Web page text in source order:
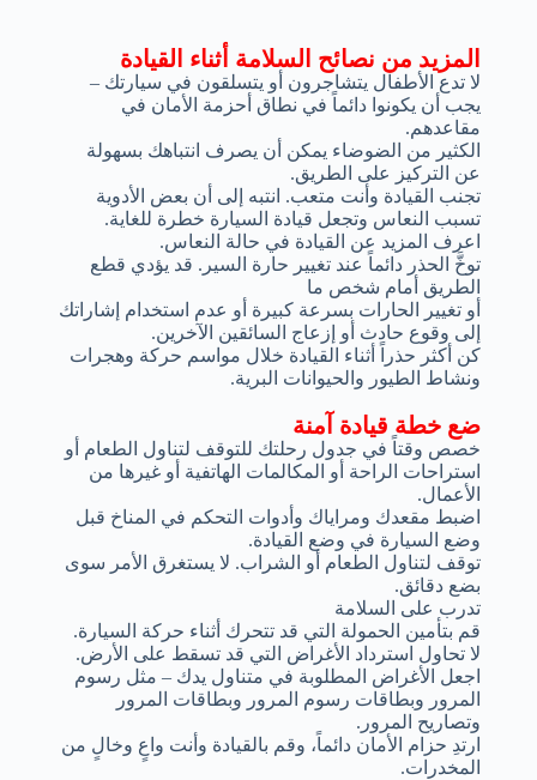
ضع خطة قيادة آمنة
خصص وقتاً في جدول رحلتك للتوقف لتناول الطعام أو
استراحات الراحة أو المكالمات الهاتفية أو غيرها من
الأعمال.
اضبط مقعدك ومراياك وأدوات التحكم في المناخ قبل
وضع السيارة في وضع القيادة.
توقف لتناول الطعام أو الشراب. لا يستغرق الأمر سوى
بضع دقائق.
تدرب على السلامة
قم بتأمين الحمولة التي قد تتحرك أثناء حركة السيارة.
لا تحاول استرداد الأغراض التي قد تسقط على الأرض.
اجعل الأغراض المطلوبة في متناول يدك – مثل رسوم
المرور وبطاقات رسوم المرور وبطاقات المرور
وتصاريح المرور.
ارتدِ حزام الأمان دائماً، وقم بالقيادة وأنت واعٍ وخالٍ من
المخدرات.
المزيد من نصائح السلامة أثناء القيادة
لا تدع الأطفال يتشاجرون أو يتسلقون في سيارتك –
يجب أن يكونوا دائماً في نطاق أحزمة الأمان في
مقاعدهم.
الكثير من الضوضاء يمكن أن يصرف انتباهك بسهولة
عن التركيز على الطريق.
تجنب القيادة وأنت متعب. انتبه إلى أن بعض الأدوية
تسبب النعاس وتجعل قيادة السيارة خطرة للغاية.
اعرف المزيد عن القيادة في حالة النعاس.
توخَّ الحذر دائماً عند تغيير حارة السير. قد يؤدي قطع
الطريق أمام شخص ما
أو تغيير الحارات بسرعة كبيرة أو عدم استخدام إشاراتك
إلى وقوع حادث أو إزعاج السائقين الآخرين.
كن أكثر حذراً أثناء القيادة خلال مواسم حركة وهجرات
ونشاط الطيور والحيوانات البرية.